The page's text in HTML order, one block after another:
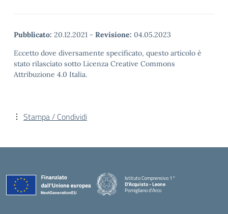
Pubblicato: 20.12.2021 - Revisione: 04.05.2023
Eccetto dove diversamente specificato, questo articolo è
stato rilasciato sotto Licenza Creative Commons
Attribuzione 4.0 Italia.
Stampa / Condividi
Istituto Comprensivo 1°
D'Acquisto - Leone
Pomigliano d'Arco
— Visita la pagina iniziale della scuola